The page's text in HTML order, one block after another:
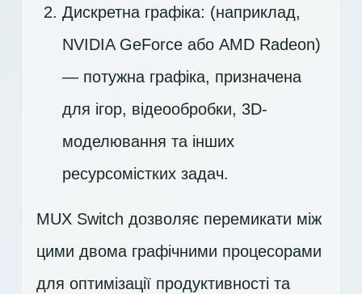
Дискретна графіка: (наприклад,
NVIDIA GeForce або AMD Radeon)
— потужна графіка, призначена
для ігор, відеообробки, 3D-
моделювання та інших
ресурсомістких задач.
MUX Switch дозволяє перемикати між
цими двома графічними процесорами
для оптимізації продуктивності та